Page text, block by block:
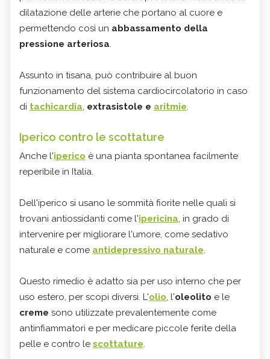
dilatazione delle arterie che portano al cuore e
permettendo così un abbassamento della
pressione arteriosa.
Assunto in tisana, può contribuire al buon
funzionamento del sistema cardiocircolatorio in caso
di tachicardia, extrasistole e aritmie.
Iperico contro le scottature
Anche l'iperico è una pianta spontanea facilmente
reperibile in Italia.
Dell'iperico si usano le sommità fiorite nelle quali si
trovani antiossidanti come l'ipericina, in grado di
intervenire per migliorare l'umore, come sedativo
naturale e come antidepressivo naturale.
Questo rimedio è adatto sia per uso interno che per
uso estero, per scopi diversi. L'olio, l'oleolito e le
creme sono utilizzate prevalentemente come
antinfiammatori e per medicare piccole ferite della
pelle e contro le scottature.